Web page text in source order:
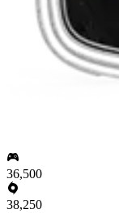
36,500
38,250